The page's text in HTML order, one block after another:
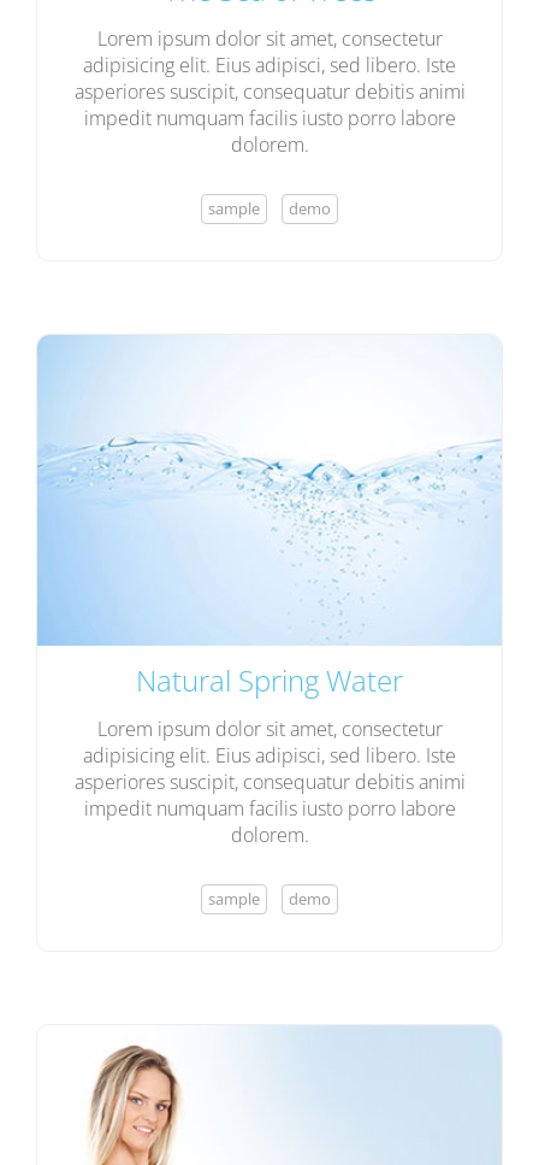
Lorem ipsum dolor sit amet, consectetur
adipisicing elit. Eius adipisci, sed libero. Iste
asperiores suscipit, consequatur debitis animi
impedit numquam facilis iusto porro labore
dolorem.
sample demo
Natural Spring Water
Lorem ipsum dolor sit amet, consectetur
adipisicing elit. Eius adipisci, sed libero. Iste
asperiores suscipit, consequatur debitis animi
impedit numquam facilis iusto porro labore
dolorem.
sample demo